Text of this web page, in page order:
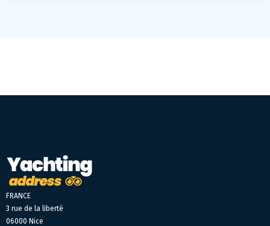
FRANCE
3 rue de la liberté
06000 Nice